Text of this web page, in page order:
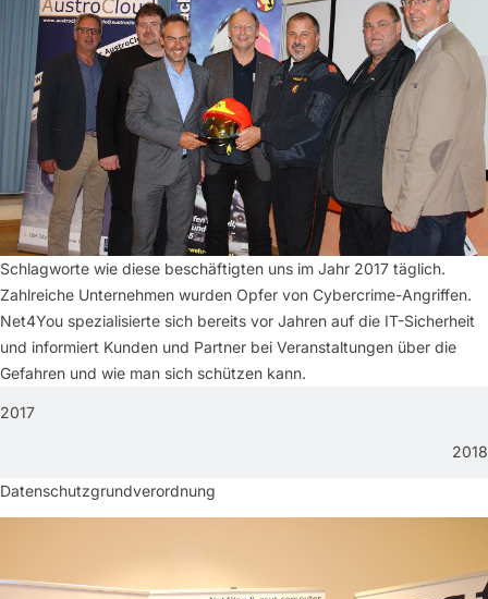
Schlagworte wie diese beschäftigten uns im Jahr 2017 täglich.
Zahlreiche Unternehmen wurden Opfer von Cybercrime-Angriffen.
Net4You spezialisierte sich bereits vor Jahren auf die IT-Sicherheit
und informiert Kunden und Partner bei Veranstaltungen über die
Gefahren und wie man sich schützen kann.
2017
2018
Datenschutzgrundverordnung